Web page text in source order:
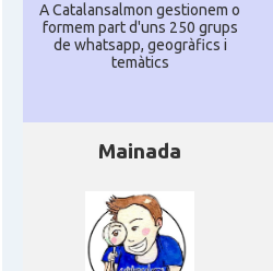
A Catalansalmon gestionem o
formem part d'uns 250 grups
de whatsapp, geogràfics i
temàtics
Mainada